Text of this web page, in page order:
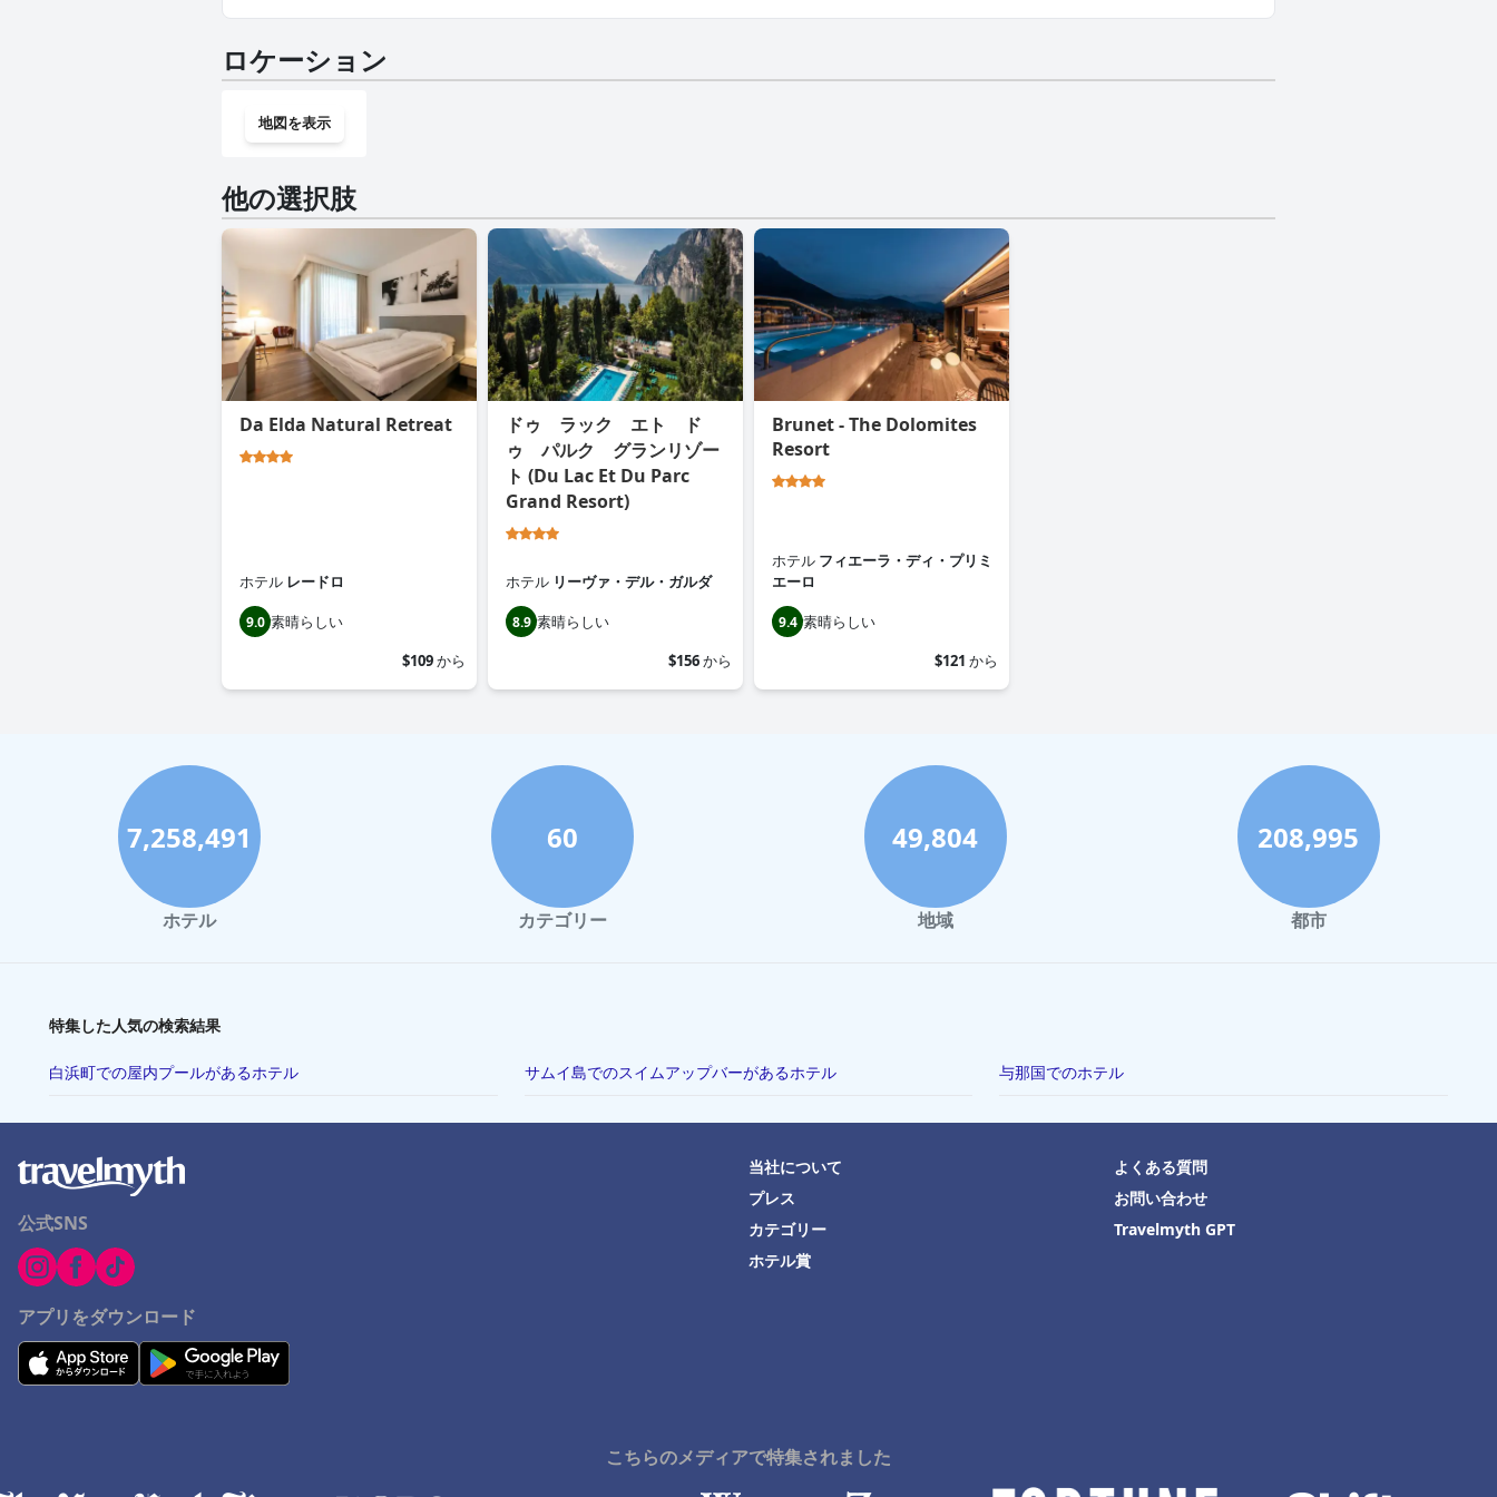
ロケーション
地図を表示
他の選択肢
Da Elda Natural Retreat
ホテル レードロ
9.0 素晴らしい
$109から
ドゥ ラック エト ド
ゥ パルク グランリゾー
ト (Du Lac Et Du Parc
Grand Resort)
ホテル リーヴァ・デル・ガルダ
8.9 素晴らしい
$156から
Brunet - The Dolomites
Resort
ホテル フィエーラ・ディ・プリミ
エーロ
9.4 素晴らしい
$121 から
7,258,491
ホテル
60
カテゴリー
49,804
地域
208,995
都市
特集した人気の検索結果
白浜町での屋内プールがあるホテル サムイ島でのスイムアップバーがあるホテル 与那国でのホテル
公式SNS
アプリをダウンロード
当社について
プレス
カテゴリー
ホテル賞
よくある質問
お問い合わせ
Travelmyth GPT
こちらのメディアで特集されました